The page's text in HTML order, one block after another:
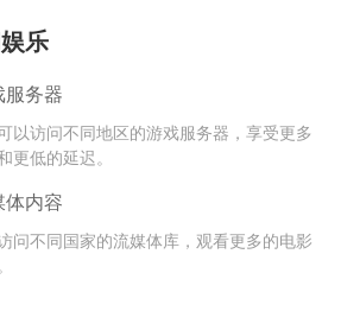
乐
务器
以访问不同地区的游戏服务器，享受更多
更低的延迟。
内容
问不同国家的流媒体库，观看更多的电影